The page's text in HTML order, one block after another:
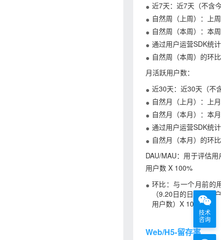
近7天：近7天（不含
自然周（上周）：上
自然周（本周）：本
通过用户运营SDK统计
自然周（本周）的环
月活跃用户数：
近30天：近30天（不
自然月（上月）：上
自然月（本月）：本
通过用户运营SDK统计
自然月（本月）的环
DAU/MAU：用于评估
用户数 X 100%
环比：与一个月前的
（9.20日的日活跃用
用户数）X 100%
Web/H5-留存率
技术
咨询